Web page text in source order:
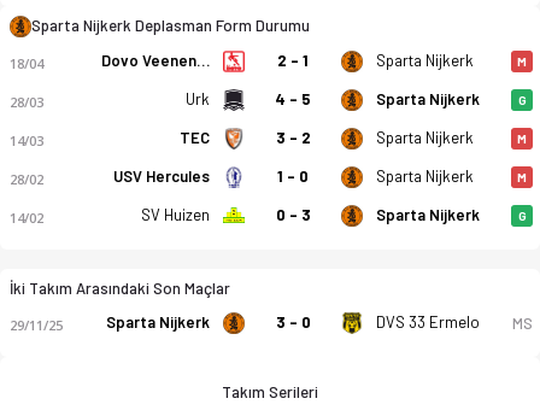
Sparta Nijkerk Deplasman Form Durumu
18/04 Dovo Veenendaal 2 - 1 Sparta Nijkerk M
28/03 Urk 4 - 5 Sparta Nijkerk G
14/03 TEC 3 - 2 Sparta Nijkerk M
28/02 USV Hercules 1 - 0 Sparta Nijkerk M
14/02 SV Huizen 0 - 3 Sparta Nijkerk G
İki Takım Arasındaki Son Maçlar
29/11/25 Sparta Nijkerk 3 - 0 DVS 33 Ermelo MS
Takım Serileri